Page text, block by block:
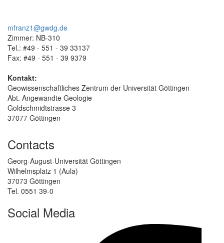
mfranz1@gwdg.de
Zimmer: NB-310
Tel.: #49 - 551 - 39 33137
Fax: #49 - 551 - 39 9379
Kontakt:
Geowissenschaftliches Zentrum der Universität Göttingen
Abt. Angewandte Geologie
Goldschmidtstrasse 3
37077 Göttingen
Contacts
Georg-August-Universität Göttingen
Wilhelmsplatz 1 (Aula)
37073 Göttingen
Tel. 0551 39-0
Social Media